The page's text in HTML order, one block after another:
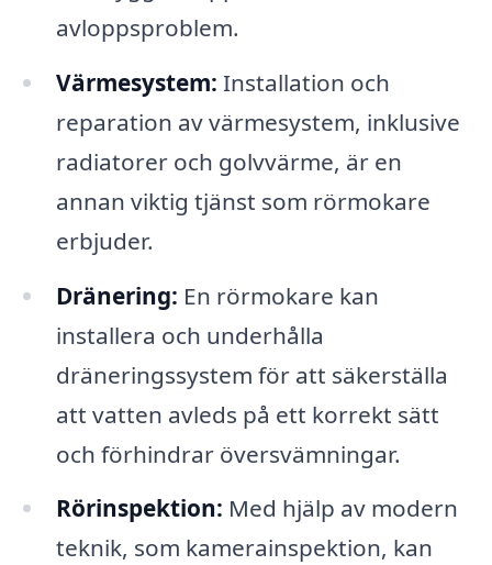
avloppsproblem.
Värmesystem: Installation och
reparation av värmesystem, inklusive
radiatorer och golvvärme, är en
annan viktig tjänst som rörmokare
erbjuder.
Dränering: En rörmokare kan
installera och underhålla
dräneringssystem för att säkerställa
att vatten avleds på ett korrekt sätt
och förhindrar översvämningar.
Rörinspektion: Med hjälp av modern
teknik, som kamerainspektion, kan